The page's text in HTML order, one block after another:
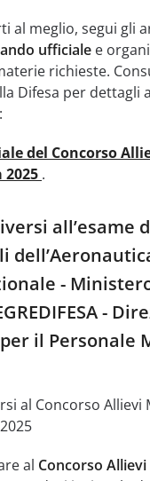
al meglio, segui gli
ufficiale e
richieste.
Difesa per dettagli
del Concorso
.
all’esame
-
-
il Personale
al Concorso Allievi
al Concorso